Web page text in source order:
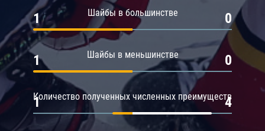
Шайбы в большинстве
1 0
Шайбы в меньшинстве
1 0
Количество полученных численных преимуществ
1 4